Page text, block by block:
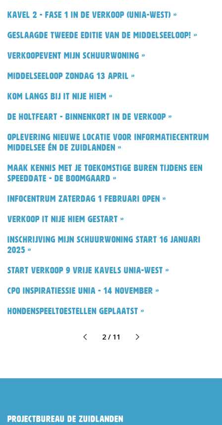
Kavel 2 - fase 1 in de verkoop (Unia-west) »
Geslaagde tweede editie van de Middelseeloop! »
Verkoopevent Mijn Schuurwoning »
Middelseeloop zondag 13 april »
Kom langs bij It Nije Hiem »
De Holtfeart - binnenkort in de verkoop »
Oplevering nieuwe locatie voor informatiecentrum
Middelsee én De Zuidlanden »
Maak kennis met je toekomstige buren tijdens een
speeddate - De Boomgaard »
Infocentrum zaterdag 1 februari open »
Verkoop It Nije Hiem gestart »
Inschrijving Mijn Schuurwoning start 16 januari
2025 »
Start verkoop 9 vrije kavels Unia-west »
CPO inspiratiessie Unia - 14 november »
Hondenspeeltoestellen geplaatst »
2 / 11
Projectbureau De Zuidlanden